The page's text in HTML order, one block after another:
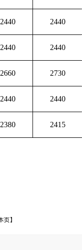
2440 2440
2440 2440
2660 2730
2440 2440
2380 2415
页】